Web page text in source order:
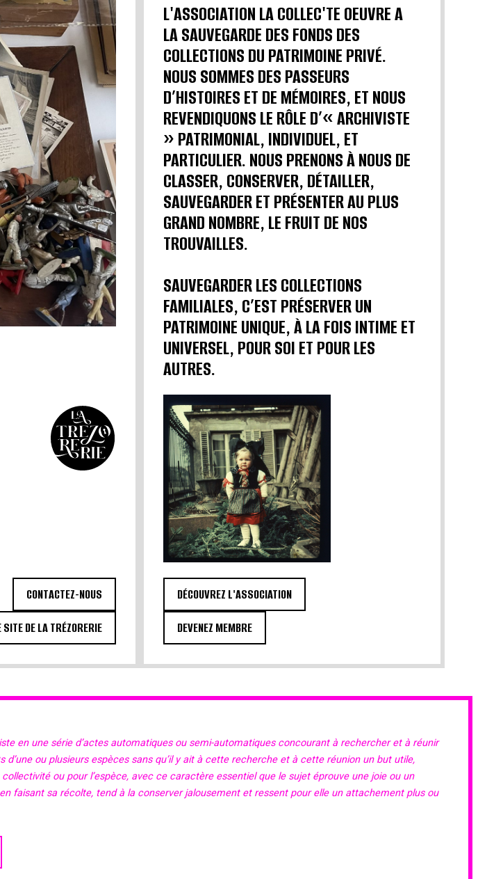
CONTACTEZ-NOUS
DE LA TRÉZORERIE
L'ASSOCIATION LA COLLEC'TE OEUVRE A
LA SAUVEGARDE DES FONDS DES
COLLECTIONS DU PATRIMOINE PRIVÉ.
NOUS SOMMES DES PASSEURS
D’HISTOIRES ET DE MÉMOIRES, ET NOUS
REVENDIQUONS LE RÔLE D’« ARCHIVISTE
» PATRIMONIAL, INDIVIDUEL, ET
PARTICULIER. NOUS PRENONS À NOUS DE
CLASSER, CONSERVER, DÉTAILLER,
SAUVEGARDER ET PRÉSENTER AU PLUS
GRAND NOMBRE, LE FRUIT DE NOS
TROUVAILLES.
SAUVEGARDER LES COLLECTIONS
FAMILIALES, C’EST PRÉSERVER UN
PATRIMOINE UNIQUE, À LA FOIS INTIME ET
UNIVERSEL, POUR SOI ET POUR LES
AUTRES.
DÉCOUVREZ L'ASSOCIATION
DEVENEZ MEMBRE
en une série d’actes automatiques ou semi-automatiques concourant à rechercher et à réunir
d’une ou plusieurs espèces sans qu’il y ait à cette recherche et à cette réunion un but utile,
ou pour l’espèce, avec ce caractère essentiel que le sujet éprouve une joie ou un
faisant sa récolte, tend à la conserver jalousement et ressent pour elle un attachement plus ou